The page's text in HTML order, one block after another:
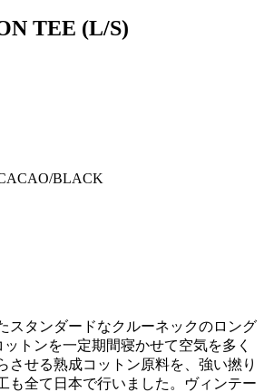
TEE (L/S)
BLACK
スタンダードなクルーネックのロング
トンを一定期間寝かせて空気を多く
させる熟成コットン原料を、強い撚り
も全て日本で行いました。ヴィンテー